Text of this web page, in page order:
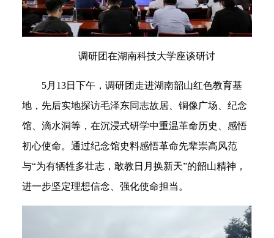
调研团在湖南科技大学座谈研讨
5月13日下午，调研团走进湖南韶山红色教育基
地，先后实地探访毛泽东同志故居、铜像广场、纪念
馆、滴水洞等，在沉浸式研学中重温革命历史、感悟
初心使命。通过纪念馆史料感悟革命先辈崇高风范
与“为有牺牲多壮志，敢教日月换新天”的韶山精神，
进一步坚定理想信念、强化使命担当。